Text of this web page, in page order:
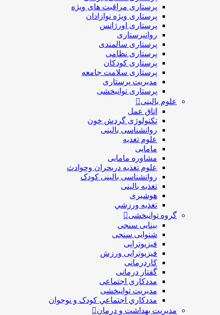
پرستاری مراقبت های ويژه
پرستاری ويژه نوازادان
پرستاری اورژانس
روانپرستاری
پرستاری سالمندی
پرستاری نظامی
پرستاری کودکان
پرستاری سلامت جامعه
مدیریت پرستاری
پرستاری توانبخشی
علوم بالینی
اتاق عمل
تکنولوژی گردش خون
روانشناسی بالینی
علوم تغذیه
مامایی
مشاوره مامایی
علوم تغذیه دربحران وحوادث
روانشناسی بالینی کودک
تغذیه بالینی
هوشبری
تغذيه ورزشي
گروه توانبخشی
بینایی سنجی
شنوایی سنجی
فیزیوتراپی
فیزیوتراپی ورزش
کاردرمانی
گفتار درمانی
مددکاری اجتماعی
مديريت توانبخشی
مددکاري اجتماعي کودک و نوجوان
مدیریت بهداشت و درمان